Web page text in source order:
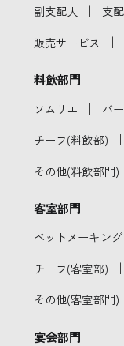
副支配人 ｜ 支
販売サービス ｜
料飲部門
ソムリエ ｜ バ
チーフ(料飲部) ｜
その他(料飲部門)
客室部門
ベットメーキング
チーフ(客室部) ｜
その他(客室部門)
宴会部門